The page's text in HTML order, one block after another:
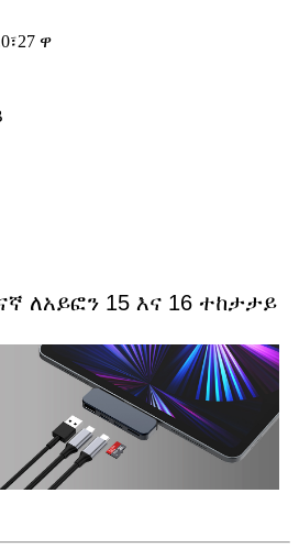
ዋ
ለአይፎን 15 እና 16 ተከታታይ